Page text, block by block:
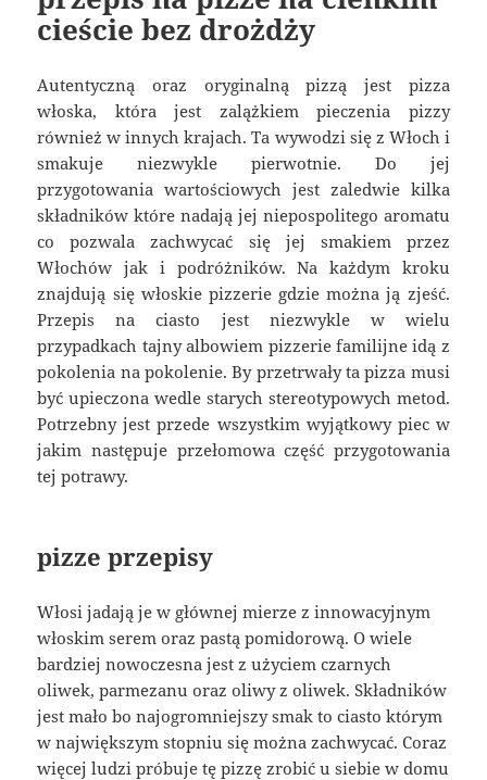
cieście bez drożdży
Autentyczną oraz oryginalną pizzą jest pizza
włoska, która jest zalążkiem pieczenia pizzy
również w innych krajach. Ta wywodzi się z Włoch i
smakuje niezwykle pierwotnie. Do jej
przygotowania wartościowych jest zaledwie kilka
składników które nadają jej niepospolitego aromatu
co pozwala zachwycać się jej smakiem przez
Włochów jak i podróżników. Na każdym kroku
znajdują się włoskie pizzerie gdzie można ją zjeść.
Przepis na ciasto jest niezwykle w wielu
przypadkach tajny albowiem pizzerie familijne idą z
pokolenia na pokolenie. By przetrwały ta pizza musi
być upieczona wedle starych stereotypowych metod.
Potrzebny jest przede wszystkim wyjątkowy piec w
jakim następuje przełomowa część przygotowania
tej potrawy.
pizze przepisy
Włosi jadają je w głównej mierze z innowacyjnym
włoskim serem oraz pastą pomidorową. O wiele
bardziej nowoczesna jest z użyciem czarnych
oliwek, parmezanu oraz oliwy z oliwek. Składników
jest mało bo najogromniejszy smak to ciasto którym
w największym stopniu się można zachwycać. Coraz
więcej ludzi próbuje tę pizzę zrobić u siebie w domu